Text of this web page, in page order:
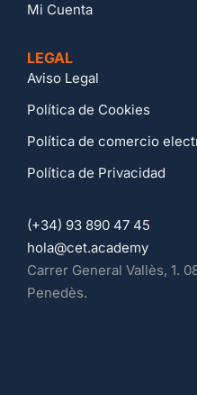
Mi Cuenta
LEGAL
Aviso Legal
Política de Cookies
Política de comercio
Política de Privacidad
(+34) 93 890 47 45
hola@cet.academy
Carrer General Vallès, 1.
Penedès.